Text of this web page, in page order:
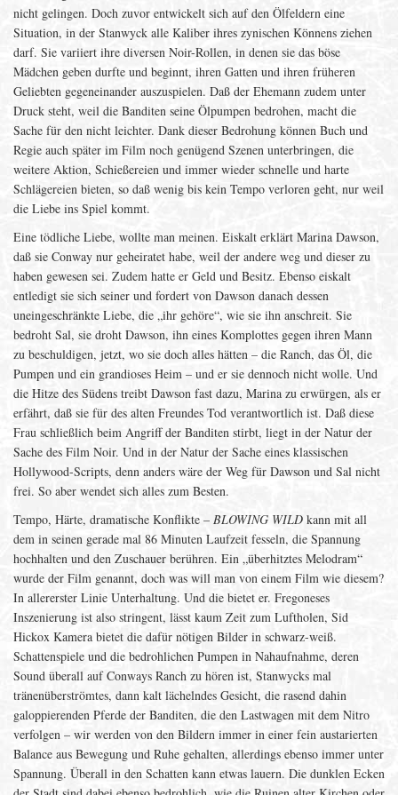
nicht gelingen. Doch zuvor entwickelt sich auf den Ölfeldern eine
Situation, in der Stanwyck alle Kaliber ihres zynischen Könnens ziehen
darf. Sie variiert ihre diversen Noir-Rollen, in denen sie das böse
Mädchen geben durfte und beginnt, ihren Gatten und ihren früheren
Geliebten gegeneinander auszuspielen. Daß der Ehemann zudem unter
Druck steht, weil die Banditen seine Ölpumpen bedrohen, macht die
Sache für den nicht leichter. Dank dieser Bedrohung können Buch und
Regie auch später im Film noch genügend Szenen unterbringen, die
weitere Aktion, Schießereien und immer wieder schnelle und harte
Schlägereien bieten, so daß wenig bis kein Tempo verloren geht, nur weil
die Liebe ins Spiel kommt.
Eine tödliche Liebe, wollte man meinen. Eiskalt erklärt Marina Dawson,
daß sie Conway nur geheiratet habe, weil der andere weg und dieser zu
haben gewesen sei. Zudem hatte er Geld und Besitz. Ebenso eiskalt
entledigt sie sich seiner und fordert von Dawson danach dessen
uneingeschränkte Liebe, die „ihr gehöre“, wie sie ihn anschreit. Sie
bedroht Sal, sie droht Dawson, ihn eines Komplottes gegen ihren Mann
zu beschuldigen, jetzt, wo sie doch alles hätten – die Ranch, das Öl, die
Pumpen und ein grandioses Heim – und er sie dennoch nicht wolle. Und
die Hitze des Südens treibt Dawson fast dazu, Marina zu erwürgen, als er
erfährt, daß sie für des alten Freundes Tod verantwortlich ist. Daß diese
Frau schließlich beim Angriff der Banditen stirbt, liegt in der Natur der
Sache des Film Noir. Und in der Natur der Sache eines klassischen
Hollywood-Scripts, denn anders wäre der Weg für Dawson und Sal nicht
frei. So aber wendet sich alles zum Besten.
Tempo, Härte, dramatische Konflikte – BLOWING WILD kann mit all
dem in seinen gerade mal 86 Minuten Laufzeit fesseln, die Spannung
hochhalten und den Zuschauer berühren. Ein „überhitztes Melodram“
wurde der Film genannt, doch was will man von einem Film wie diesem?
In allererster Linie Unterhaltung. Und die bietet er. Fregoneses
Inszenierung ist also stringent, lässt kaum Zeit zum Luftholen, Sid
Hickox Kamera bietet die dafür nötigen Bilder in schwarz-weiß.
Schattenspiele und die bedrohlichen Pumpen in Nahaufnahme, deren
Sound überall auf Conways Ranch zu hören ist, Stanwycks mal
tränenüberströmtes, dann kalt lächelndes Gesicht, die rasend dahin
galoppierenden Pferde der Banditen, die den Lastwagen mit dem Nitro
verfolgen – wir werden von den Bildern immer in einer fein austarierten
Balance aus Bewegung und Ruhe gehalten, allerdings ebenso immer unter
Spannung. Überall in den Schatten kann etwas lauern. Die dunklen Ecken